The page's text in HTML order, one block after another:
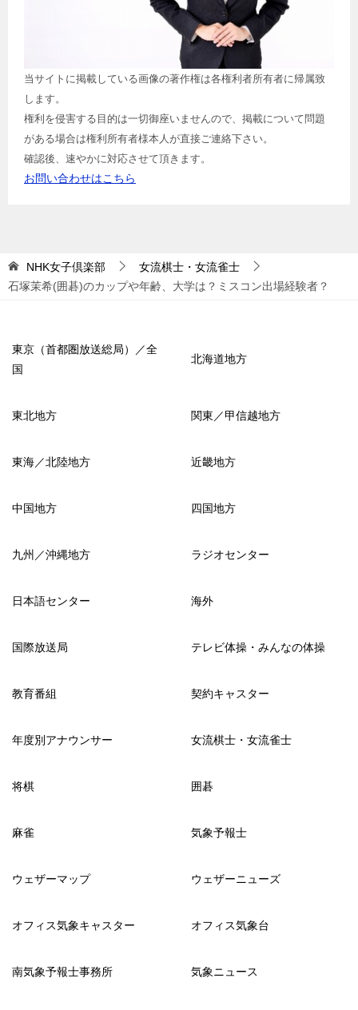
当サイトに掲載している画像の著作権は各権利者所有者に帰属致
します。
権利を侵害する目的は一切御座いませんので、掲載について問題
がある場合は権利所有者様本人が直接ご連絡下さい。
確認後、速やかに対応させて頂きます。
お問い合わせはこちら
NHK女子倶楽部
女流棋士・女流雀士
石塚茉希(囲碁)のカップや年齢、大学は？ミスコン出場経験者？
東京（首都圏放送総局）／全
国
北海道地方
東北地方 関東／甲信越地方
東海／北陸地方 近畿地方
中国地方 四国地方
九州／沖縄地方 ラジオセンター
日本語センター 海外
国際放送局 テレビ体操・みんなの体操
教育番組 契約キャスター
年度別アナウンサー 女流棋士・女流雀士
将棋 囲碁
麻雀 気象予報士
ウェザーマップ ウェザーニューズ
オフィス気象キャスター オフィス気象台
南気象予報士事務所 気象ニュース